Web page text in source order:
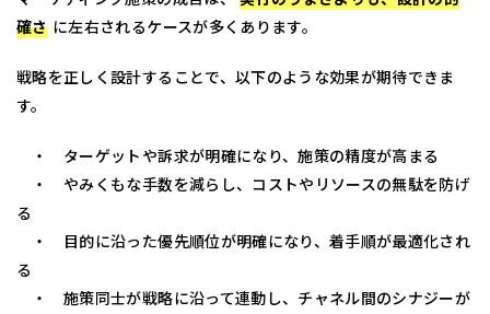
確さに左右されるケースが多くあります。
戦略を正しく設計することで、以下のような効果が期待できま
す。
・ ターゲットや訴求が明確になり、施策の精度が高まる
・ やみくもな手数を減らし、コストやリソースの無駄を防げ
る
・ 目的に沿った優先順位が明確になり、着手順が最適化され
る
・ 施策同士が戦略に沿って連動し、チャネル間のシナジーが